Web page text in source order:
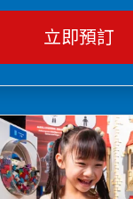
立即預訂